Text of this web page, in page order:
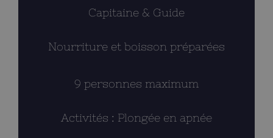
Capitaine & Guide
Nourriture et boisson préparées
9 personnes maximum
Activités : Plongée en apnée